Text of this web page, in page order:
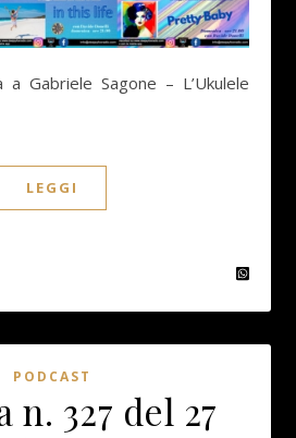
LEGGI
PODCAST
n. 327 del 27